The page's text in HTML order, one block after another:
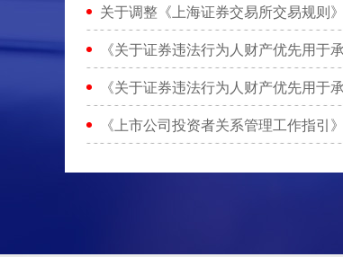
关于调整《上海证券交易所交易规则
《关于证券违法行为人财产优先用于
《关于证券违法行为人财产优先用于
《上市公司投资者关系管理工作指引